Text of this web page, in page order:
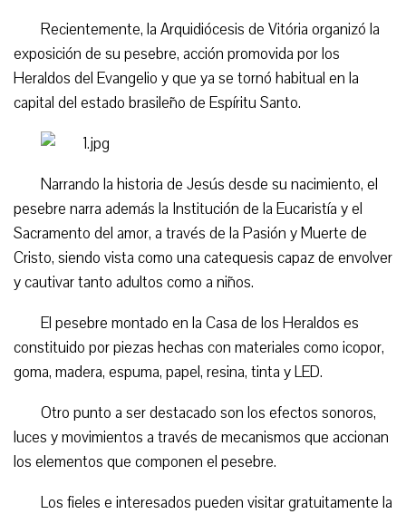
Recientemente, la Arquidiócesis de Vitória organizó la
exposición de su pesebre, acción promovida por los
Heraldos del Evangelio y que ya se tornó habitual en la
capital del estado brasileño de Espíritu Santo.
Narrando la historia de Jesús desde su nacimiento, el
pesebre narra además la Institución de la Eucaristía y el
Sacramento del amor, a través de la Pasión y Muerte de
Cristo, siendo vista como una catequesis capaz de envolver
y cautivar tanto adultos como a niños.
El pesebre montado en la Casa de los Heraldos es
constituido por piezas hechas con materiales como icopor,
goma, madera, espuma, papel, resina, tinta y LED.
Otro punto a ser destacado son los efectos sonoros,
luces y movimientos a través de mecanismos que accionan
los elementos que componen el pesebre.
Los fieles e interesados pueden visitar gratuitamente la